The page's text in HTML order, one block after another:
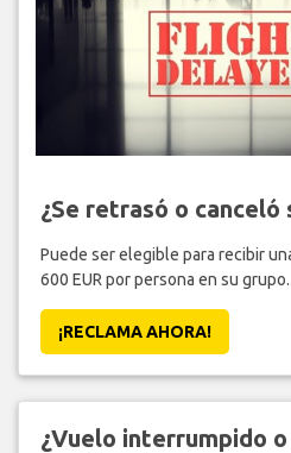
¿Se retrasó o canceló
Puede ser elegible para recibir
600 EUR por persona en su grupo.
¡RECLAMA AHORA!
¿Vuelo interrumpido